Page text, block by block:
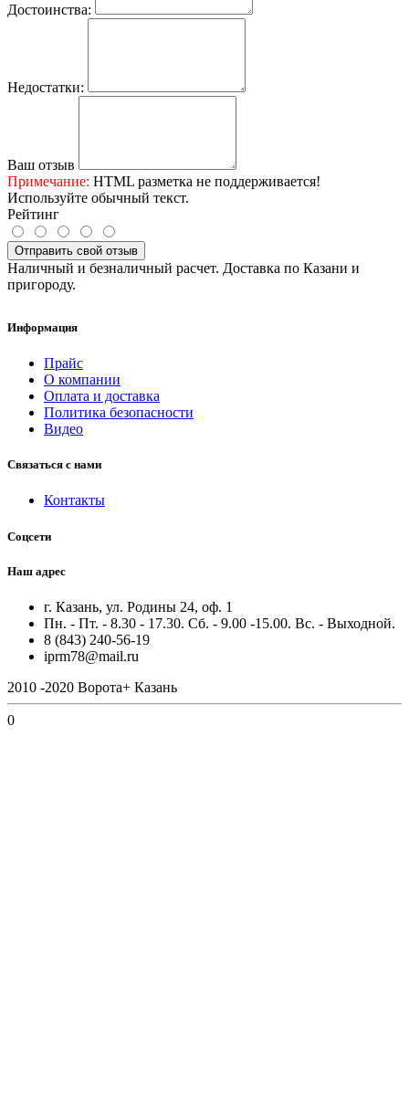
Достоинства:
Недостатки:
Ваш отзыв
Примечание: HTML разметка не поддерживается!
Используйте обычный текст.
Рейтинг
Отправить свой отзыв
Наличный и безналичный расчет. Доставка по Казани и
пригороду.
Информация
Прайс
О компании
Оплата и доставка
Политика безопасности
Видео
Связаться с нами
Контакты
Соцсети
Наш адрес
г. Казань, ул. Родины 24, оф. 1
Пн. - Пт. - 8.30 - 17.30. Сб. - 9.00 -15.00. Вс. - Выходной.
8 (843) 240-56-19
iprm78@mail.ru
2010 -2020 Ворота+ Казань
0